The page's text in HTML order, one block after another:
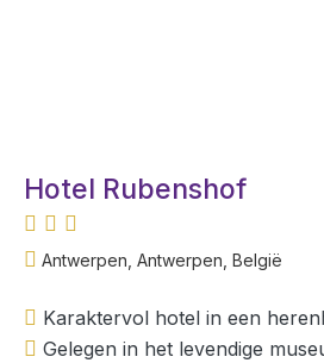
Hotel Rubenshof
Antwerpen, Antwerpen, België
Karaktervol hotel in een
Gelegen in het levendige